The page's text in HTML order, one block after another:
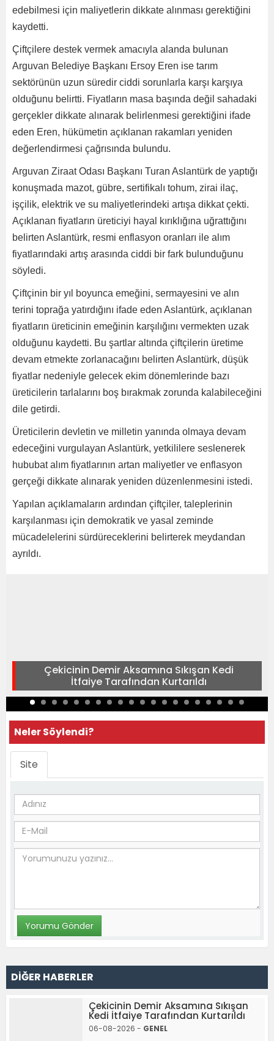
edebilmesi için maliyetlerin dikkate alınması gerektiğini
kaydetti.
Çiftçilere destek vermek amacıyla alanda bulunan
Arguvan Belediye Başkanı Ersoy Eren ise tarım
sektörünün uzun süredir ciddi sorunlarla karşı karşıya
olduğunu belirtti. Fiyatların masa başında değil sahadaki
gerçekler dikkate alınarak belirlenmesi gerektiğini ifade
eden Eren, hükümetin açıklanan rakamları yeniden
değerlendirmesi çağrısında bulundu.
Arguvan Ziraat Odası Başkanı Turan Aslantürk de yaptığı
konuşmada mazot, gübre, sertifikalı tohum, zirai ilaç,
işçilik, elektrik ve su maliyetlerindeki artışa dikkat çekti.
Açıklanan fiyatların üreticiyi hayal kırıklığına uğrattığını
belirten Aslantürk, resmi enflasyon oranları ile alım
fiyatlarındaki artış arasında ciddi bir fark bulunduğunu
söyledi.
Çiftçinin bir yıl boyunca emeğini, sermayesini ve alın
terini toprağa yatırdığını ifade eden Aslantürk, açıklanan
fiyatların üreticinin emeğinin karşılığını vermekten uzak
olduğunu kaydetti. Bu şartlar altında çiftçilerin üretime
devam etmekte zorlanacağını belirten Aslantürk, düşük
fiyatlar nedeniyle gelecek ekim dönemlerinde bazı
üreticilerin tarlalarını boş bırakmak zorunda kalabileceğini
dile getirdi.
Üreticilerin devletin ve milletin yanında olmaya devam
edeceğini vurgulayan Aslantürk, yetkililere seslenerek
hububat alım fiyatlarının artan maliyetler ve enflasyon
gerçeği dikkate alınarak yeniden düzenlenmesini istedi.
Yapılan açıklamaların ardından çiftçiler, taleplerinin
karşılanması için demokratik ve yasal zeminde
mücadelelerini sürdüreceklerini belirterek meydandan
ayrıldı.
Çekicinin Demir Aksamına Sıkışan Kedi
İtfaiye Tarafından Kurtarıldı
Neler Söylendi?
Site
DİĞER HABERLER
Çekicinin Demir Aksamına Sıkışan
Kedi İtfaiye Tarafından Kurtarıldı
06-08-2026 - GENEL